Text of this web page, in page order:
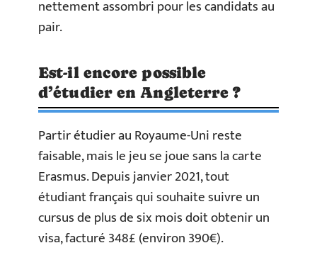
nettement assombri pour les candidats au
pair.
Est-il encore possible
d’étudier en Angleterre ?
Partir étudier au Royaume-Uni reste
faisable, mais le jeu se joue sans la carte
Erasmus. Depuis janvier 2021, tout
étudiant français qui souhaite suivre un
cursus de plus de six mois doit obtenir un
visa, facturé 348£ (environ 390€).